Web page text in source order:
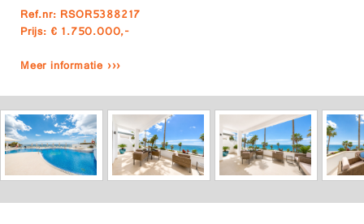
Ref.nr: RSOR5388217
Prijs: € 1.750.000,-
Meer informatie ›››